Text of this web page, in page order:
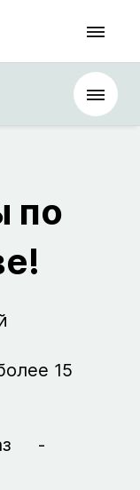
по
15
-